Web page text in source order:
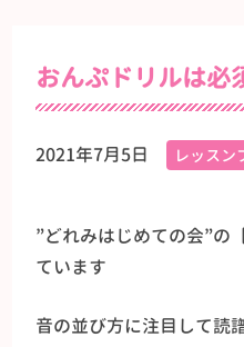
おんぷドリルは必
2021年7月5日 レッスン
”どれみはじめての会”の
ています
音の並び方に注目して読